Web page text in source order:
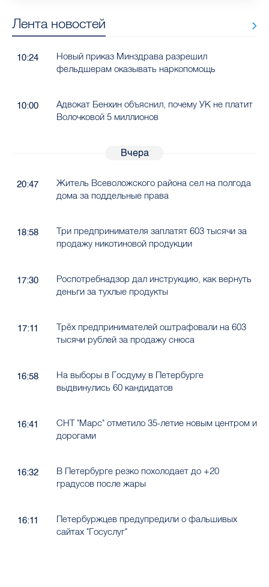
Лента новостей
10:24
Новый приказ Минздрава разрешил
фельдшерам оказывать наркопомощь
10:00
Адвокат Бенхин объяснил, почему УК не платит
Волочковой 5 миллионов
Вчера
20:47
Житель Всеволожского района сел на полгода
дома за поддельные права
18:58
Три предпринимателя заплатят 603 тысячи за
продажу никотиновой продукции
17:30
Роспотребнадзор дал инструкцию, как вернуть
деньги за тухлые продукты
17:11
Трёх предпринимателей оштрафовали на 603
тысячи рублей за продажу снюса
16:58
На выборы в Госдуму в Петербурге
выдвинулись 60 кандидатов
16:41
СНТ "Марс" отметило 35-летие новым центром и
дорогами
16:32
В Петербурге резко похолодает до +20
градусов после жары
16:11
Петербуржцев предупредили о фальшивых
сайтах "Госуслуг"